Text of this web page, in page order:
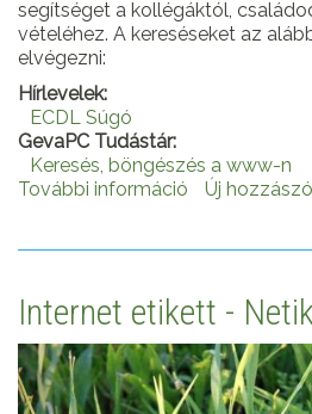
segítséget a kollégáktól,
vételéhez. A kereséseket az
elvégezni:
Hírlevelek:
ECDL Súgó
GevaPC Tudástár:
Keresés, böngészés a www-n
További információ Keresések
Új
Internet etikett -